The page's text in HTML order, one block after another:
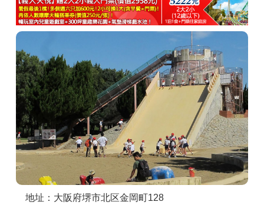
商家合作
討論區
聯絡我們
APP下載
地址：大阪府堺市北区金岡町128